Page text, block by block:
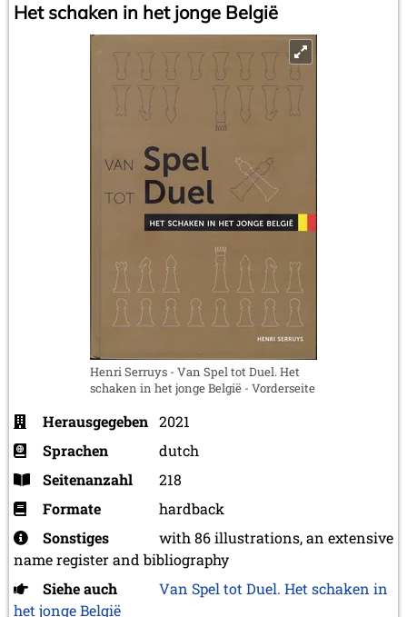
Het schaken in het jonge België
Henri Serruys - Van Spel tot Duel. Het
schaken in het jonge België - Vorderseite
Herausgegeben 2021
Sprachen
dutch
Seitenanzahl
218
Formate
hardback
Sonstiges
with 86 illustrations, an extensive
name register and bibliography
Siehe auch
Van Spel tot Duel. Het schaken in
het jonge België